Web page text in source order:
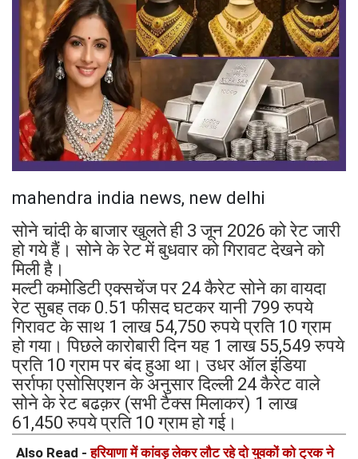
mahendra india news, new delhi
सोने चांदी के बाजार खुलते ही 3 जून 2026 को रेट जारी
हो गये हैं। सोने के रेट में बुधवार को गिरावट देखने को
मिली है।
मल्टी कमोडिटी एक्सचेंज पर 24 कैरेट सोने का वायदा
रेट सुबह तक 0.51 फीसद घटकर यानी 799 रुपये
गिरावट के साथ 1 लाख 54,750 रुपये प्रति 10 ग्राम
हो गया। पिछले कारोबारी दिन यह 1 लाख 55,549 रुपये
प्रति 10 ग्राम पर बंद हुआ था। उधर ऑल इंडिया
सर्राफा एसोसिएशन के अनुसार दिल्ली 24 कैरेट वाले
सोने के रेट बढक़र (सभी टैक्स मिलाकर) 1 लाख
61,450 रुपये प्रति 10 ग्राम हो गई।
Also Read -हरियाणा में कांवड़ लेकर लौट रहे दो युवकों को ट्रक ने